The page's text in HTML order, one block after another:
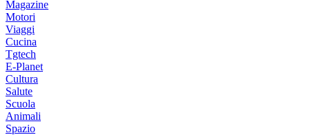
Magazine
Motori
Viaggi
Cucina
Tgtech
E-Planet
Cultura
Salute
Scuola
Animali
Spazio